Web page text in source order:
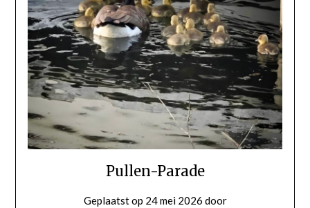
Pullen-Parade
Geplaatst op 24 mei 2026 door